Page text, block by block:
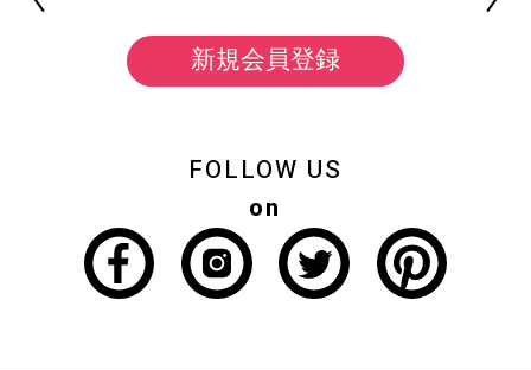
新規会員登録
FOLLOW US
on